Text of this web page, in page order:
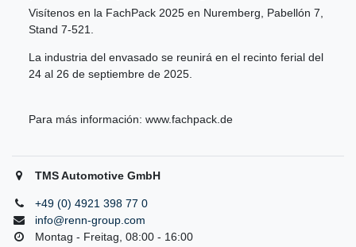
Visítenos en la FachPack 2025 en Nuremberg, Pabellón 7,
Stand 7-521.
La industria del envasado se reunirá en el recinto ferial del
24 al 26 de septiembre de 2025.
Para más información: www.fachpack.de
TMS Automotive GmbH
+49 (0) 4921 398 77 0
info@renn-group.com
Montag - Freitag, 08:00 - 16:00